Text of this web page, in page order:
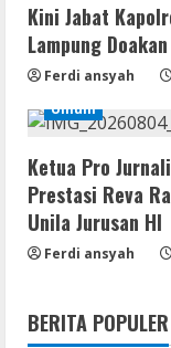
Kini Jabat
Lampung
Ferdi ansyah
Umum
Ketua Pro
Prestasi Reva
Unila Jurusan HI
Ferdi ansyah
BERITA POPULER
4
5
1